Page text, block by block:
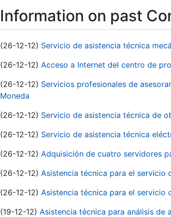
Information on past
(26-12-12) Servicio de asistencia técnica
(26-12-12) Acceso a Internet del centro de
(26-12-12) Servicios profesionales de
Moneda
(26-12-12) Servicio de asistencia técnica de
(26-12-12) Servicio de asistencia técnica
(26-12-12) Adquisición de cuatro servidores
(26-12-12) Asistencia técnica para el servicio
(26-12-12) Asistencia técnica para el servicio
(19-12-12) Asistencia técnica para análisis de